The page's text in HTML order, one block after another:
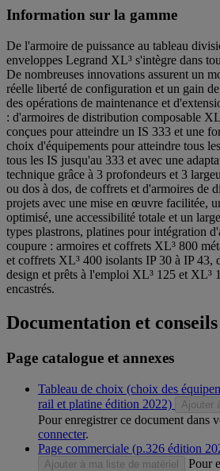
Information sur la gamme
De l'armoire de puissance au tableau
enveloppes Legrand XL³ s'intègre dans
De nombreuses innovations assurent un
réelle liberté de configuration et un gain
des opérations de maintenance et
: d'armoires de distribution composable
conçues pour atteindre un IS 333 et une
choix d'équipements pour atteindre tous
tous les IS jusqu'au 333 et avec une
technique grâce à 3 profondeurs et 3
ou dos à dos, de coffrets et d'armoires de
projets avec une mise en œuvre facilitée,
optimisé, une accessibilité totale et un
types plastrons, platines pour intégration
coupure : armoires et coffrets XL³ 800
et coffrets XL³ 400 isolants IP 30 à IP 43,
design et prêts à l'emploi XL³ 125 et XL³
encastrés.
Documentation et conseils
Page catalogue et annexes
Tableau de choix (choix des
rail et platine édition 2022)
Ajouter
Pour enregistrer ce document dans
connecter.
Page commerciale (p.326 édition
Ajouter à ma liste de matériel
Pour